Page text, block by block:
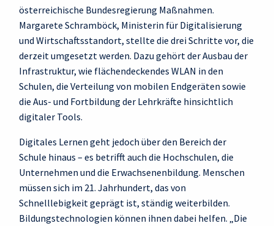
österreichische Bundesregierung Maßnahmen.
Margarete Schramböck, Ministerin für Digitalisierung
und Wirtschaftsstandort, stellte die drei Schritte vor, die
derzeit umgesetzt werden. Dazu gehört der Ausbau der
Infrastruktur, wie flächendeckendes WLAN in den
Schulen, die Verteilung von mobilen Endgeräten sowie
die Aus- und Fortbildung der Lehrkräfte hinsichtlich
digitaler Tools.
Digitales Lernen geht jedoch über den Bereich der
Schule hinaus – es betrifft auch die Hochschulen, die
Unternehmen und die Erwachsenenbildung. Menschen
müssen sich im 21. Jahrhundert, das von
Schnelllebigkeit geprägt ist, ständig weiterbilden.
Bildungstechnologien können ihnen dabei helfen. „Die